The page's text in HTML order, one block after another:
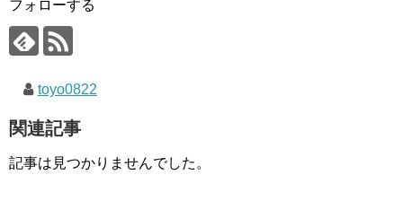
フォローする
toyo0822
関連記事
記事は見つかりませんでした。